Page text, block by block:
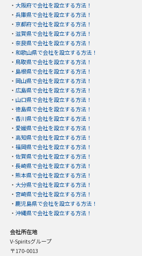
・ 大阪府で会社を設立する方法！
・ 兵庫県で会社を設立する方法！
・ 京都府で会社を設立する方法！
・ 滋賀県で会社を設立する方法！
・ 奈良県で会社を設立する方法！
・ 和歌山県で会社を設立する方法！
・ 鳥取県で会社を設立する方法！
・ 島根県で会社を設立する方法！
・ 岡山県で会社を設立する方法！
・ 広島県で会社を設立する方法！
・ 山口県で会社を設立する方法！
・ 徳島県で会社を設立する方法！
・ 香川県で会社を設立する方法！
・ 愛媛県で会社を設立する方法！
・ 高知県で会社を設立する方法！
・ 福岡県で会社を設立する方法！
・ 佐賀県で会社を設立する方法！
・ 長崎県で会社を設立する方法！
・ 熊本県で会社を設立する方法！
・ 大分県で会社を設立する方法！
・ 宮崎県で会社を設立する方法！
・ 鹿児島県で会社を設立する方法！
・ 沖縄県で会社を設立する方法！
会社所在地
V-Spiritsグループ
〒170-0013